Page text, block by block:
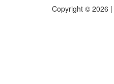
Copyright © 2026 |